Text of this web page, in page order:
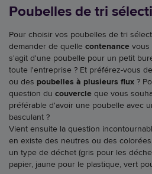
Poubelles de tri
Pour choisir vos poubelles de tri
demander de quelle contenance vous
s'agit d'une poubelle pour un petit
toute l'entreprise ? Et préférez-vous
ou des poubelles à plusieurs flux ?
question du couvercle que vous
préférable d'avoir une poubelle avec
basculant ?
Vient ensuite la question
en existe des neutres ou des
un type de déchet (gris pour les
papier, jaune pour le plastique, vert